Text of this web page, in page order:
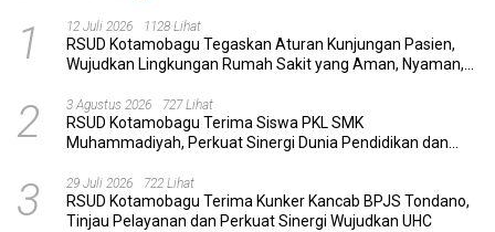
1 12 Juli 2026 1128 Lihat
RSUD Kotamobagu Tegaskan Aturan Kunjungan Pasien,
Wujudkan Lingkungan Rumah Sakit yang Aman, Nyaman,
2 3 Agustus 2026 727 Lihat
RSUD Kotamobagu Terima Siswa PKL SMK
Muhammadiyah, Perkuat Sinergi Dunia Pendidikan dan
3 29 Juli 2026 722 Lihat
RSUD Kotamobagu Terima Kunker Kancab BPJS Tondano,
Tinjau Pelayanan dan Perkuat Sinergi Wujudkan UHC